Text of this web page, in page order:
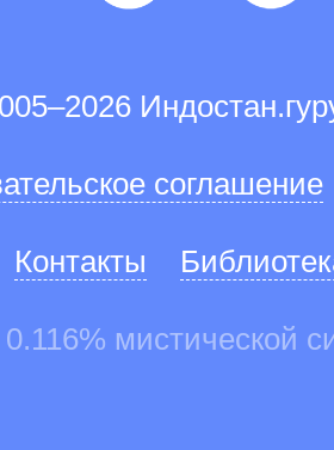
соглашение
Контакты
0.116% мистической